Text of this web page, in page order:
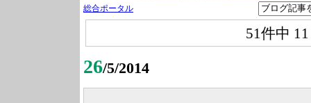
総合ポータル
51件中
26/5/2014